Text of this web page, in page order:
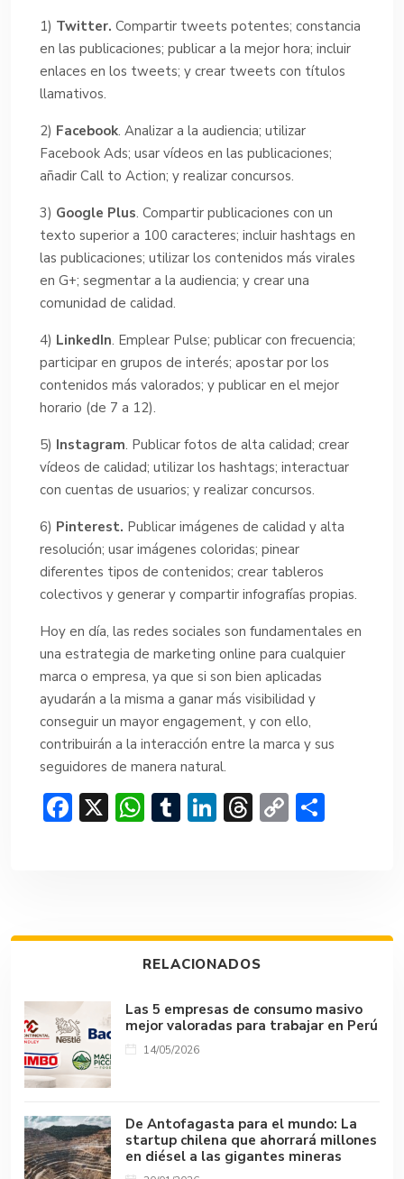
1) Twitter. Compartir tweets potentes; constancia
en las publicaciones; publicar a la mejor hora; incluir
enlaces en los tweets; y crear tweets con títulos
llamativos.
2) Facebook. Analizar a la audiencia; utilizar
Facebook Ads; usar vídeos en las publicaciones;
añadir Call to Action; y realizar concursos.
3) Google Plus. Compartir publicaciones con un
texto superior a 100 caracteres; incluir hashtags en
las publicaciones; utilizar los contenidos más virales
en G+; segmentar a la audiencia; y crear una
comunidad de calidad.
4) LinkedIn. Emplear Pulse; publicar con frecuencia;
participar en grupos de interés; apostar por los
contenidos más valorados; y publicar en el mejor
horario (de 7 a 12).
5) Instagram. Publicar fotos de alta calidad; crear
vídeos de calidad; utilizar los hashtags; interactuar
con cuentas de usuarios; y realizar concursos.
6) Pinterest. Publicar imágenes de calidad y alta
resolución; usar imágenes coloridas; pinear
diferentes tipos de contenidos; crear tableros
colectivos y generar y compartir infografías propias.
Hoy en día, las redes sociales son fundamentales en
una estrategia de marketing online para cualquier
marca o empresa, ya que si son bien aplicadas
ayudarán a la misma a ganar más visibilidad y
conseguir un mayor engagement, y con ello,
contribuirán a la interacción entre la marca y sus
seguidores de manera natural.
F
ok
X W
p
p
T Li T
s
C
n tir
RELACIONADOS
Las 5 empresas de consumo masivo
mejor valoradas para trabajar en Perú
14/05/2026
De Antofagasta para el mundo: La
startup chilena que ahorrará millones
en diésel a las gigantes mineras